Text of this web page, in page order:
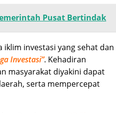
Pusat Bertindak
investasi yang sehat dan
Investasi”. Kehadiran
masyarakat diyakini dapat
serta mempercepat